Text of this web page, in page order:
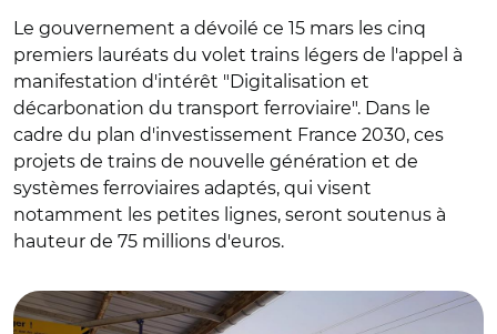
Le gouvernement a dévoilé ce 15 mars les cinq
premiers lauréats du volet trains légers de l'appel à
manifestation d'intérêt "Digitalisation et
décarbonation du transport ferroviaire". Dans le
cadre du plan d'investissement France 2030, ces
projets de trains de nouvelle génération et de
systèmes ferroviaires adaptés, qui visent
notamment les petites lignes, seront soutenus à
hauteur de 75 millions d'euros.
© SNCF / Yellow Window / Matthieu PANSARD / Microbe